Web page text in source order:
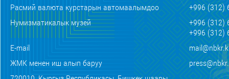
Расмий валюта курстарын автомаалымдоо
+996 (312)
Нумизматикалык музей
+996 (312)
+996 (312)
E-mail
ЖМК менен иш алып баруу